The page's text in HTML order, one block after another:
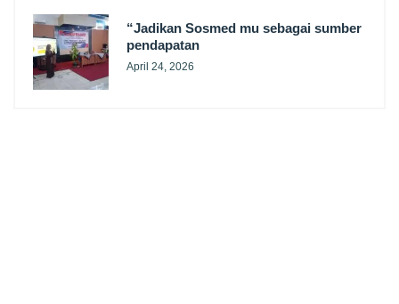
“Jadikan Sosmed mu sebagai sumber
pendapatan
April 24, 2026